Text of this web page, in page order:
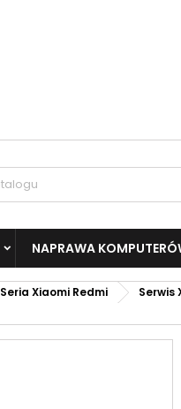
NAPRAWA
Seria Xiaomi Redmi
Serwis